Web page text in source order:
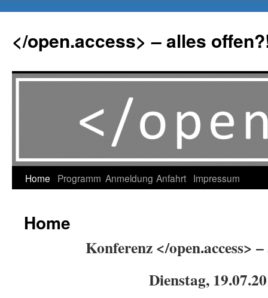
springen
</open.access> – alles
Home Programm Anmeldung Anfahrt Impressum
Home
Konferenz </open.access>
Dienstag,